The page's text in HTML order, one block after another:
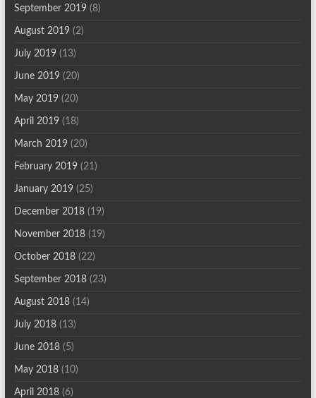
September 2019(8)
August 2019(2)
July 2019(13)
June 2019(20)
May 2019(20)
April 2019(18)
March 2019(20)
February 2019(21)
January 2019(25)
December 2018(19)
November 2018(19)
October 2018(22)
September 2018(23)
August 2018(14)
July 2018(13)
June 2018(5)
May 2018(10)
April 2018(6)